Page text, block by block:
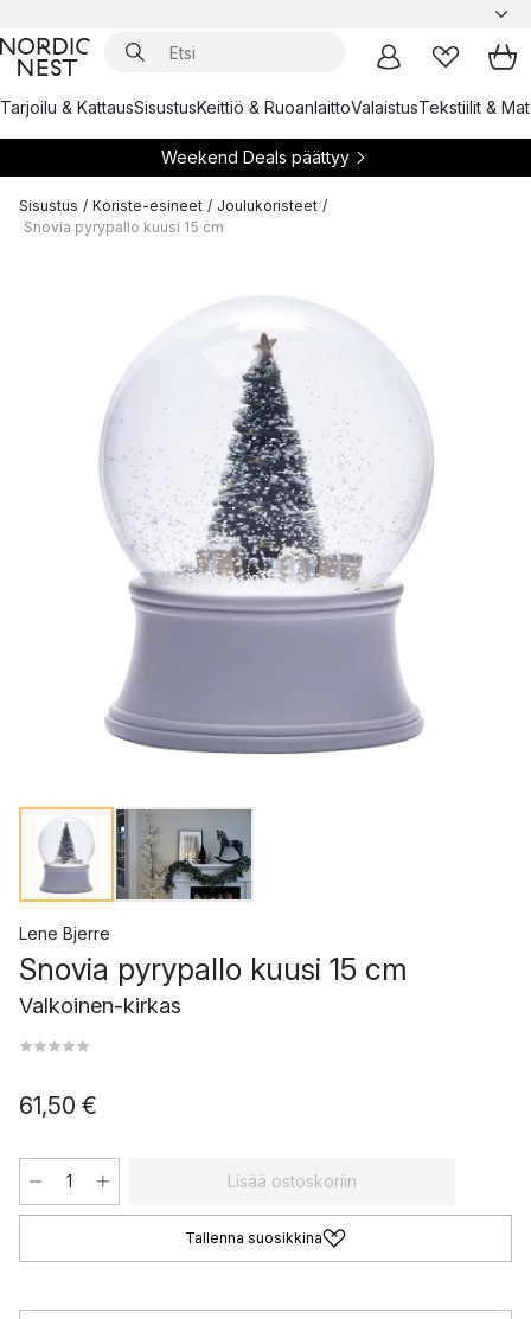
Tarjoilu & KattausSisustusKeittiö & RuoanlaittoValaistusTekstiilit &
Weekend Deals päättyy
Sisustus / Koriste-esineet / Joulukoristeet /
Snovia pyrypallo kuusi 15 cm
Lene Bjerre
Snovia pyrypallo kuusi 15 cm
Valkoinen-kirkas
61,50 €
Lisää ostoskoriin
Tallenna suosikkina